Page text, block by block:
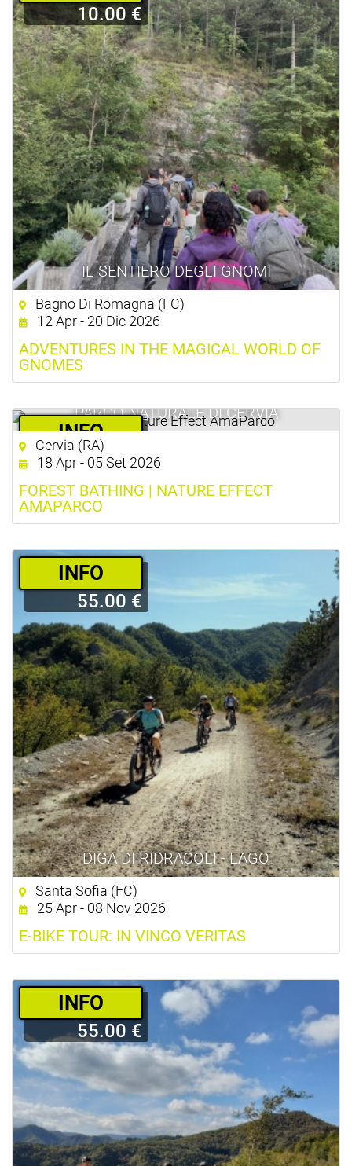
IL SENTIERO DEGLI GNOMI
10.00 €
Bagno Di Romagna (FC)
12 Apr - 20 Dic 2026
ADVENTURES IN THE MAGICAL WORLD OF
GNOMES
PARCO NATURALE DI CERVIA
­INFO
16.00 €
Cervia (RA)
18 Apr - 05 Set 2026
FOREST BATHING | NATURE EFFECT
AMAPARCO
DIGA DI RIDRACOLI - LAGO
­INFO
55.00 €
Santa Sofia (FC)
25 Apr - 08 Nov 2026
E-BIKE TOUR: IN VINCO VERITAS
­INFO
55.00 €